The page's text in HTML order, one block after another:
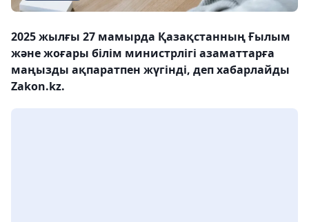
2025 жылғы 27 мамырда Қазақстанның Ғылым
және жоғары білім министрлігі азаматтарға
маңызды ақпаратпен жүгінді, деп хабарлайды
Zakon.kz.